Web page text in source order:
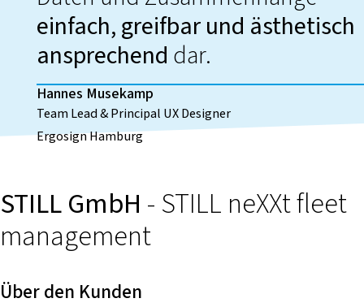
einfach, greifbar und ästhetisch
ansprechend dar.
Hannes Musekamp
Team Lead & Principal UX Designer
Ergosign Hamburg
STILL GmbH - STILL neXXt fleet
management
Über den Kunden